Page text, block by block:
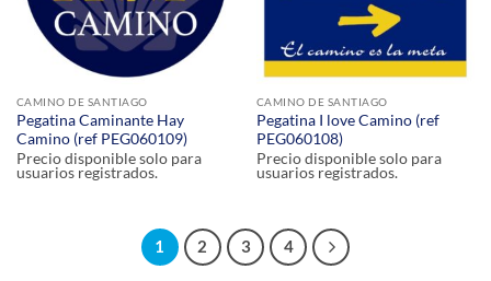
CAMINO DE SANTIAGO
Pegatina Caminante Hay
Camino (ref PEG060109)
Precio disponible solo para
usuarios registrados.
CAMINO DE SANTIAGO
Pegatina I love Camino (ref
PEG060108)
Precio disponible solo para
usuarios registrados.
1 2 3 4